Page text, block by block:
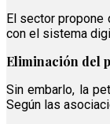
El sector propone
con el sistema
Eliminación del
Sin embarlo, la
Según las